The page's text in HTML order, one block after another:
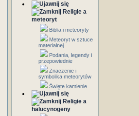
Religie a
meteoryt
Biblia i meteoryty
Meteoryt w sztuce
materialnej
Podania, legendy i
przepowiednie
Znaczenie i
symbolika meteorytów
Święte kamienie
Religie a
halucynogeny